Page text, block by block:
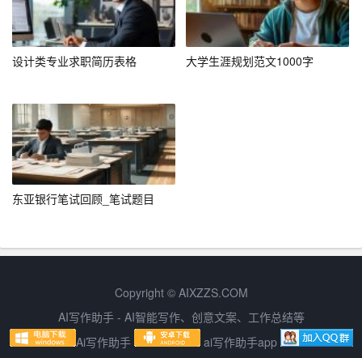
晰，逻辑严密。
3. 结合自身经历
答更具真实性和感染力。例如，可以讲述一个你在团队合
作中解决问题的具体案例。
四、网申提交后的跟进
1. 确认提交成功
可能会出现延迟或故障，导致申请未能成功上传。
将申请的公司、职位、提交时间等信息记录下来，以便后
续跟进。同时，也可以根据这些信息调整后续的求职策
设计类专业求职简历表格 大学生涯规划范文1000字
东亚银行笔试回顾_笔试题目
Copyright © AIXZZS.COM
AI写作助手 - AI智能写作、创意文案、工作总结等
Ai写作助手
ai写作助手app